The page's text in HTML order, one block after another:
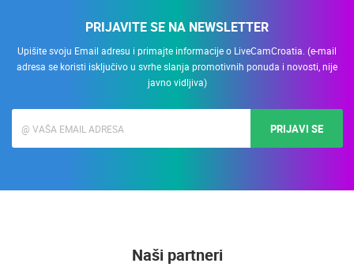
PRIJAVITE SE NA NEWSLETTER
Upišite svoju Email adresu i primajte informacije o LiveCamCroatia. (e-mail
adresa se koristi isključivo u svrhe slanja promotivnih ponuda i novosti, nije
javno vidljiva)
PRIJAVI SE
Naši partneri